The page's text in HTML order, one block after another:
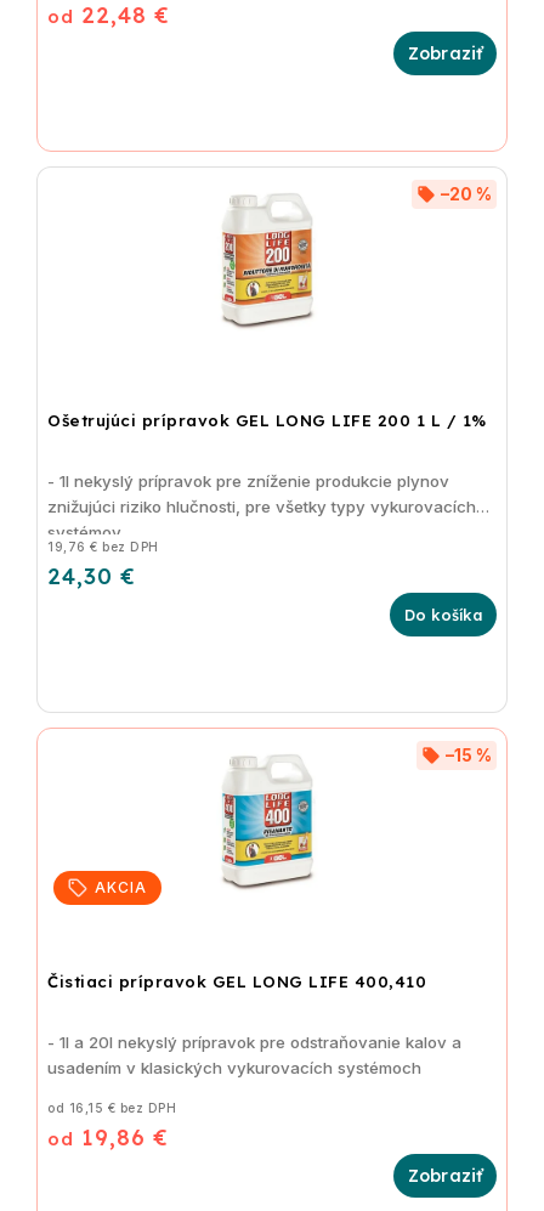
od 22,48 €
Ošetrujúci prípravok GEL LONG LIFE 200 1 L / 1%
–20 %
19,76 € bez DPH
24,30 €
Do košíka
- 1l nekyslý prípravok pre zníženie produkcie plynov
znižujúci riziko hlučnosti, pre všetky typy vykurovacích
systémov
AKCIA
Čistiaci prípravok GEL LONG LIFE 400,410
–15 %
od 16,15 € bez DPH
od 19,86 €
- 1l a 20l nekyslý prípravok pre odstraňovanie kalov a
usadením v klasických vykurovacích systémoch